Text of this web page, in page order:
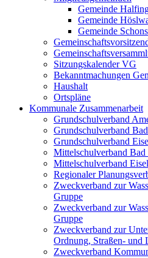
Gemeinde
Gemeinde
Gemeinde
Sitzungskalender VG
Bekanntmachungen
Haushalt
Ortspläne
Kommunale Zusammenarbeit
Grundschulverband
Grundschulverband
Grundschulverband
Mittelschulverband
Mittelschulverband
Regionaler
Zweckverband zur
Gruppe
Zweckverband zur
Gruppe
Zweckverband zur
Ordnung, Straßen- und
Zweckverband